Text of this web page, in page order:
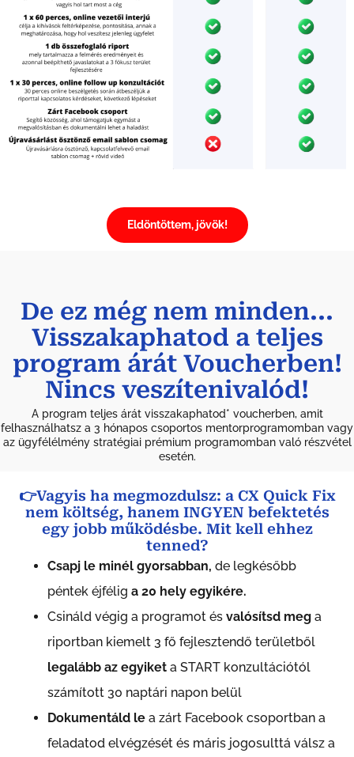
Eldöntöttem, jövök!
De ez még nem minden...
Visszakaphatod a teljes
program árát Voucherben!
Nincs veszítenivalód!
A program teljes árát visszakaphatod* voucherben, amit
felhasználhatsz a 3 hónapos csoportos mentorprogramomban vagy
az ügyfélélmény stratégiai prémium programomban való részvétel
esetén.
👉Vagyis ha megmozdulsz: a CX Quick Fix
nem költség, hanem INGYEN befektetés
egy jobb működésbe. Mit kell ehhez
tenned?
Csapj le minél gyorsabban, de legkésőbb
péntek éjfélig a 20 hely egyikére.
Csináld végig a programot és valósítsd meg a
riportban kiemelt 3 fő fejlesztendő területből
legalább az egyiket a START konzultációtól
számított 30 naptári napon belül
Dokumentáld le a zárt Facebook csoportban a
feladatod elvégzését és máris jogosulttá válsz a